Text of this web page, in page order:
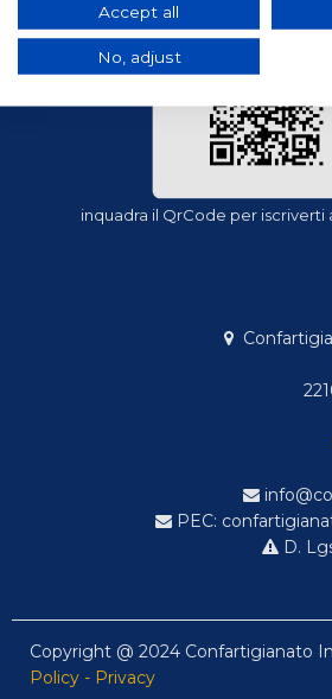
inquadra il QrCode per iscriverti
PEC:
D.
Copyright @ 2024 Confartigianato
Policy - Privacy
Accept all
No, adjust